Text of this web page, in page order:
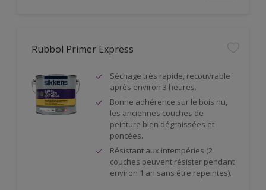
Rubbol Primer Express
Séchage très rapide, recouvrable
après environ 3 heures.
Bonne adhérence sur le bois nu,
les anciennes couches de
peinture bien dégraissées et
poncées.
Résistant aux intempéries (2
couches peuvent résister pendant
environ 1 an sans être repeintes).